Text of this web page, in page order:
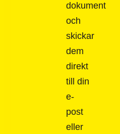
dokument
och
skickar
dem
direkt
till din
e-
post
eller